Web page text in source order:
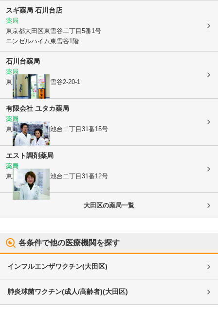
スギ薬局 石川台店
薬局
東京都大田区東雪谷二丁目5番1号
エンゼルハイム東雪谷1階
石川台薬局
薬局
東京都大田区東雪谷2-20-1
有限会社 ユタカ薬局
薬局
東京都大田区上池台二丁目31番15号
エスト調剤薬局
薬局
東京都大田区
上池台二丁目31番12号
大田区の薬局一覧
各条件で他の医療機関を探す
インフルエンザワクチン(大田区)
肺炎球菌ワクチン(成人/高齢者)(大田区)